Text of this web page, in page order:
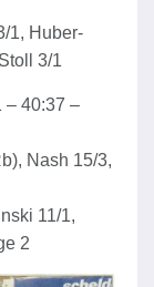
1, Huber-
3/1
– 40:37 –
Nash 15/3,
11/1,
2